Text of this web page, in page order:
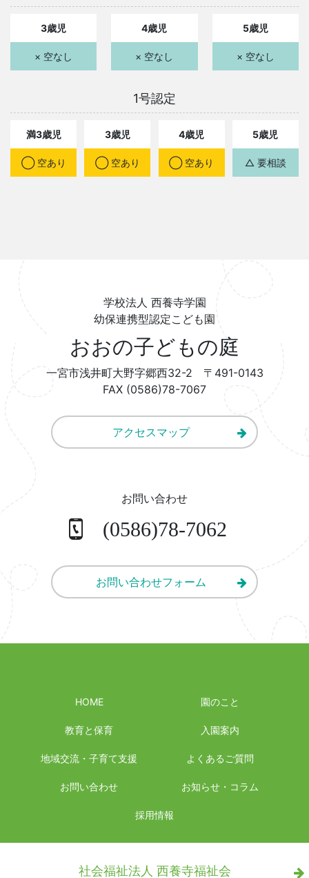
3歳児
× 空なし
4歳児
× 空なし
5歳児
× 空なし
1号認定
満3歳児
◯ 空あり
3歳児
◯ 空あり
4歳児
◯ 空あり
5歳児
△ 要相談
学校法人 西養寺学園
幼保連携型認定こども園
おおの子どもの庭
一宮市浅井町大野字郷西32-2 〒491-0143
FAX (0586)78-7067
アクセスマップ
お問い合わせ
(0586)78-7062
お問い合わせフォーム
HOME 園のこと
教育と保育 入園案内
地域交流・子育て支援 よくあるご質問
お問い合わせ お知らせ・コラム
採用情報
社会福祉法人 西養寺福祉会